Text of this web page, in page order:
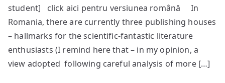
Trei
Publishing
House
Reynolds:
The
student] click aici pentru versiunea română In
Romania, there are currently three publishing houses
– hallmarks for the scientific-fantastic literature
enthusiasts (I remind here that – in my opinion, a
view adopted following careful analysis of more […]